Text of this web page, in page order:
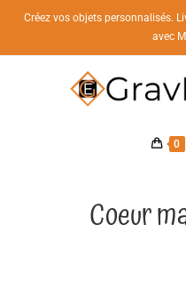
Créez vos objets personnalisés.
avec
0
Coeur